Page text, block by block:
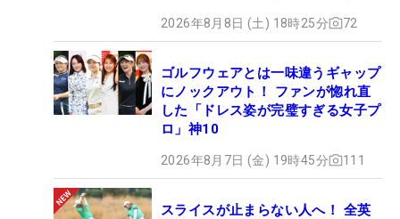
2026年8月8日 (土) 18時25分 72
ゴルフウェアとは一味違うギャップ
にノックアウト！ ファンが惚れ直
した「ドレス姿が完璧すぎる女子プ
ロ」神10
2026年8月7日 (金) 19時45分 111
スライスが止まらない人へ！ 全英